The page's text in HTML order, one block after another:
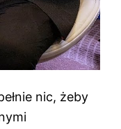
nic, żeby